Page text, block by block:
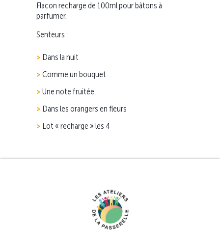
Flacon recharge de 100ml pour bâtons à
parfumer.
Senteurs :
Dans la nuit
Comme un bouquet
Une note fruitée
Dans les orangers en fleurs
Lot « recharge » les 4